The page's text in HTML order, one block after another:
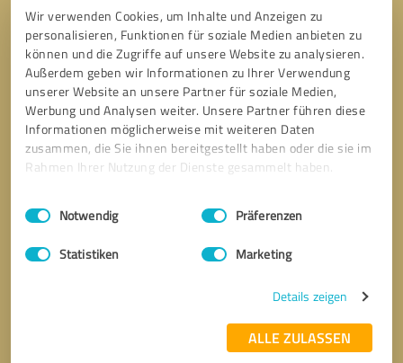
Wir verwenden Cookies, um Inhalte und Anzeigen zu
personalisieren, Funktionen für soziale Medien anbieten zu
können und die Zugriffe auf unsere Website zu analysieren.
Außerdem geben wir Informationen zu Ihrer Verwendung
unserer Website an unsere Partner für soziale Medien,
Werbung und Analysen weiter. Unsere Partner führen diese
Informationen möglicherweise mit weiteren Daten
zusammen, die Sie ihnen bereitgestellt haben oder die sie im
Rahmen Ihrer Nutzung der Dienste gesammelt haben.
Impressum Datenschutzbestimmungen
Einwilligungsauswahl
Notwendig Präferenzen
Statistiken Marketing
Details zeigen
ALLE ZULASSEN
* Erforderliche Angaben